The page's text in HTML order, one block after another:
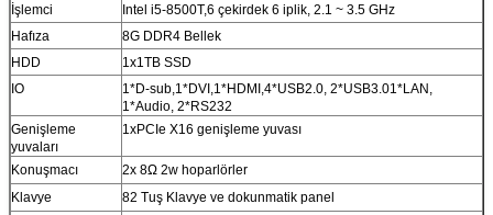
İşlemci
Intel i5-8500T,6 çekirdek 6 iplik, 2.1 ~ 3.5 GHz
Hafıza
8G DDR4 Bellek
HDD
1x1TB SSD
IO
1*D-sub,1*DVI,1*HDMI,4*USB2.0, 2*USB3.01*LAN,
1*Audio, 2*RS232
Genişleme
yuvaları
1xPCIe X16 genişleme yuvası
Konuşmacı
2x 8Ω 2w hoparlörler
Klavye
82 Tuş Klavye ve dokunmatik panel